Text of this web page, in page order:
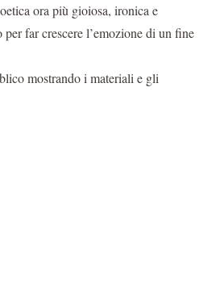
ora più gioiosa, ironica e
far crescere l’emozione di un fine
mostrando i materiali e gli